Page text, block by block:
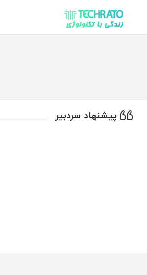
تکراتو – زندگی با تکنولوژی
پیشنهاد سردبیر